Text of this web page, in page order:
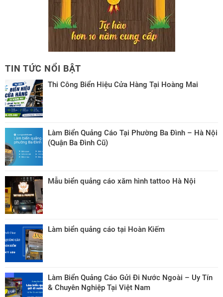
TIN TỨC NỔI BẬT
Thi Công Biển Hiệu Cửa Hàng Tại Hoàng Mai
Làm Biển Quảng Cáo Tại Phường Ba Đình – Hà Nội
(Quận Ba Đình Cũ)
Mẫu biển quảng cáo xăm hình tattoo Hà Nội
Làm biển quảng cáo tại Hoàn Kiếm
Làm Biển Quảng Cáo Gửi Đi Nước Ngoài – Uy Tín
& Chuyên Nghiệp Tại Việt Nam